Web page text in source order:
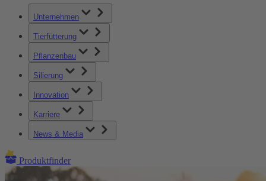
Unternehmen
Tierfütterung
Pflanzenbau
Silierung
Innovation
Karriere
News & Media
Produktfinder